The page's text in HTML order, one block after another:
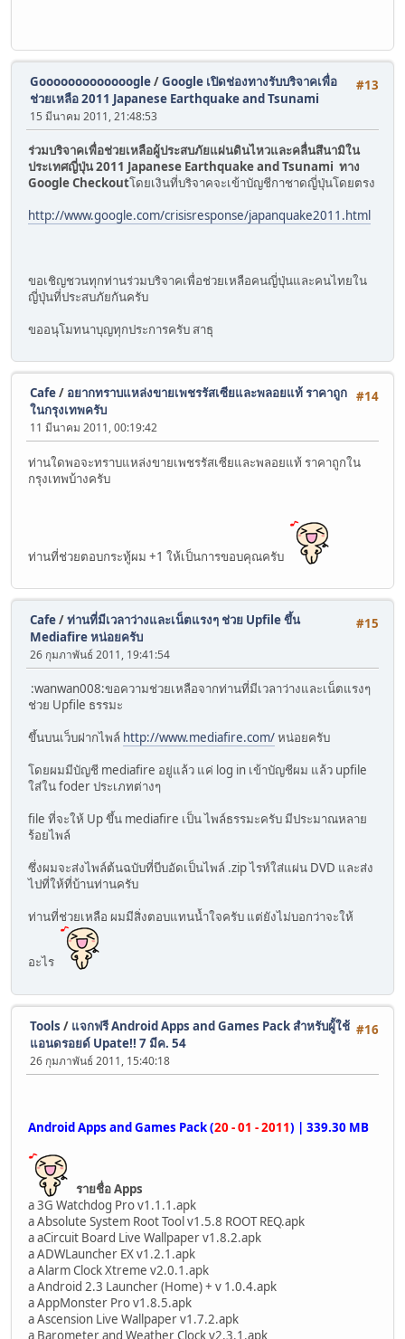
#13
Gooooooooooooogle/Google เปิดช่องทางรับบริจาคเพื่อ
ช่วยเหลือ 2011 Japanese Earthquake and Tsunami
15 มีนาคม 2011, 21:48:53
ร่วมบริจาคเพื่อช่วยเหลือผู้ประสบภัยแผ่นดินไหวและคลื่นสึนามิใน
ประเทศญี่ปุ่น 2011 Japanese Earthquake and Tsunami ทาง
Google Checkoutโดยเงินที่บริจาคจะเข้าบัญชีกาชาดญี่ปุ่นโดยตรง
http://www.google.com/crisisresponse/japanquake2011.html
ขอเชิญชวนทุกท่านร่วมบริจาคเพื่อช่วยเหลือคนญี่ปุ่นและคนไทยใน
ญี่ปุ่นที่ประสบภัยกันครับ
ขออนุโมทนาบุญทุกประการครับ สาธุ
#14
Cafe/ อยากทราบแหล่งขายเพชรรัสเซียและพลอยแท้ ราคาถูก
ในกรุงเทพครับ
11 มีนาคม 2011, 00:19:42
ท่านใดพอจะทราบแหล่งขายเพชรรัสเซียและพลอยแท้ ราคาถูกใน
กรุงเทพบ้างครับ
ท่านที่ช่วยตอบกระทู้ผม +1 ให้เป็นการขอบคุณครับ
#15
Cafe/ท่านที่มีเวลาว่างและเน็ตแรงๆ ช่วย Upfile ขึ้น
Mediafire หน่อยครับ
26 กุมภาพันธ์ 2011, 19:41:54
:wanwan008:ขอความช่วยเหลือจากท่านที่มีเวลาว่างและเน็ตแรงๆ
ช่วย Upfile ธรรมะ
ขึ้นบนเว็บฝากไพล์ http://www.mediafire.com/หน่อยครับ
โดยผมมีบัญชี mediafire อยู่แล้ว แค่ log in เข้าบัญชีผม แล้ว upfile
ใส่ใน foder ประเภทต่างๆ
file ที่จะให้ Up ขึ้น mediafire เป็น ไพล์ธรรมะครับ มีประมาณหลาย
ร้อยไพล์
ซึ่งผมจะส่งไพล์ต้นฉบับที่บีบอัดเป็นไพล์ .zip ไรท์ใส่แผ่น DVD และส่ง
ไปที่ให้ที่บ้านท่านครับ
ท่านที่ช่วยเหลือ ผมมีสิ่งตอบแทนน้ำใจครับ แต่ยังไม่บอกว่าจะให้
อะไร
#16
Tools / แจกฟรี Android Apps and Games Pack สำหรับผู้้ใช้
แอนดรอยด์ Upate!! 7 มีค. 54
26 กุมภาพันธ์ 2011, 15:40:18
Android Apps and Games Pack (20 - 01 - 2011) | 339.30 MB
รายชื่อ Apps
a 3G Watchdog Pro v1.1.1.apk
a Absolute System Root Tool v1.5.8 ROOT REQ.apk
a aCircuit Board Live Wallpaper v1.8.2.apk
a ADWLauncher EX v1.2.1.apk
a Alarm Clock Xtreme v2.0.1.apk
a Android 2.3 Launcher (Home) + v 1.0.4.apk
a AppMonster Pro v1.8.5.apk
a Ascension Live Wallpaper v1.7.2.apk
a Barometer and Weather Clock v2.3.1.apk